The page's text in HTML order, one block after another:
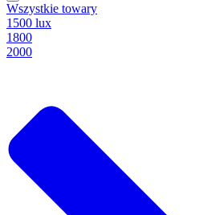
Wszystkie towary
1500 lux
1800
2000